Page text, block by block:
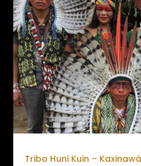
Tribo Huni Kuin –